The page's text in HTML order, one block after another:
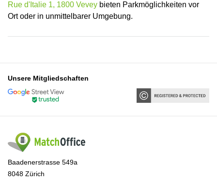
Rue d'Italie 1, 1800 Vevey bieten Parkmöglichkeiten vor
Ort oder in unmittelbarer Umgebung.
Unsere Mitgliedschaften
Baadenerstrasse 549a
8048 Zürich